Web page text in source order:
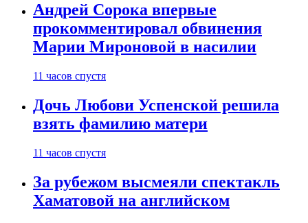
Андрей Сорока впервые
прокомментировал обвинения
Марии Мироновой в насилии
11 часов спустя
Дочь Любови Успенской решила
взять фамилию матери
11 часов спустя
За рубежом высмеяли спектакль
Хаматовой на английском